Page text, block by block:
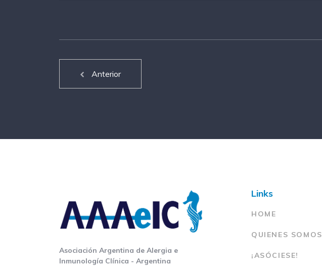
Anterior
Asociación Argentina de Alergia e
Inmunología Clínica - Argentina
Links
HOME
QUIENES SOMOS
¡ASÓCIESE!